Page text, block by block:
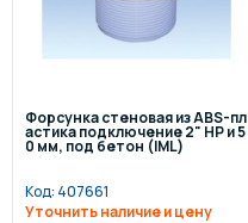
Форсунка стеновая из ABS-пл
астика подключение 2" НР и 5
0 мм, под бетон (IML)
Код: 407661
Уточнить наличие и цену